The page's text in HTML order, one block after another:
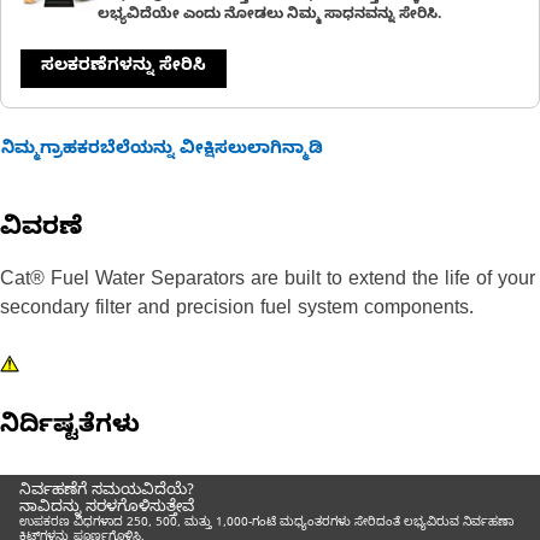
ಲಭ್ಯವಿದೆಯೇ ಎಂದು ನೋಡಲು ನಿಮ್ಮ ಸಾಧನವನ್ನು ಸೇರಿಸಿ.
ಸಲಕರಣೆಗಳನ್ನು ಸೇರಿಸಿ
ನಿಮ್ಮಗ್ರಾಹಕರಬೆಲೆಯನ್ನು ವೀಕ್ಷಿಸಲುಲಾಗಿನ್ಮಾಡಿ
ವಿವರಣೆ
Cat® Fuel Water Separators are built to extend the life of your
secondary filter and precision fuel system components.
ನಿರ್ದಿಷ್ಟತೆಗಳು
ನಿರ್ವಹಣೆಗೆ ಸಮಯವಿದೆಯೆ?
ನಾವಿದನ್ನು ಸರಳಗೊಳಿಸುತ್ತೇವೆ
ಉಪಕರಣ ವಿಧಗಳಾದ 250, 500, ಮತ್ತು 1,000-ಗಂಟೆ ಮಧ್ಯಂತರಗಳು ಸೇರಿದಂತೆ ಲಭ್ಯವಿರುವ ನಿರ್ವಹಣಾ